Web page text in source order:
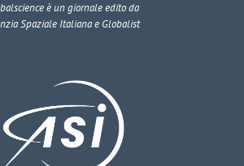
è un giornale edito da
Spaziale Italiana e Globalist